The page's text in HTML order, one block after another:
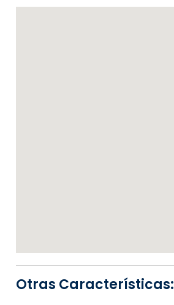
Otras Características: